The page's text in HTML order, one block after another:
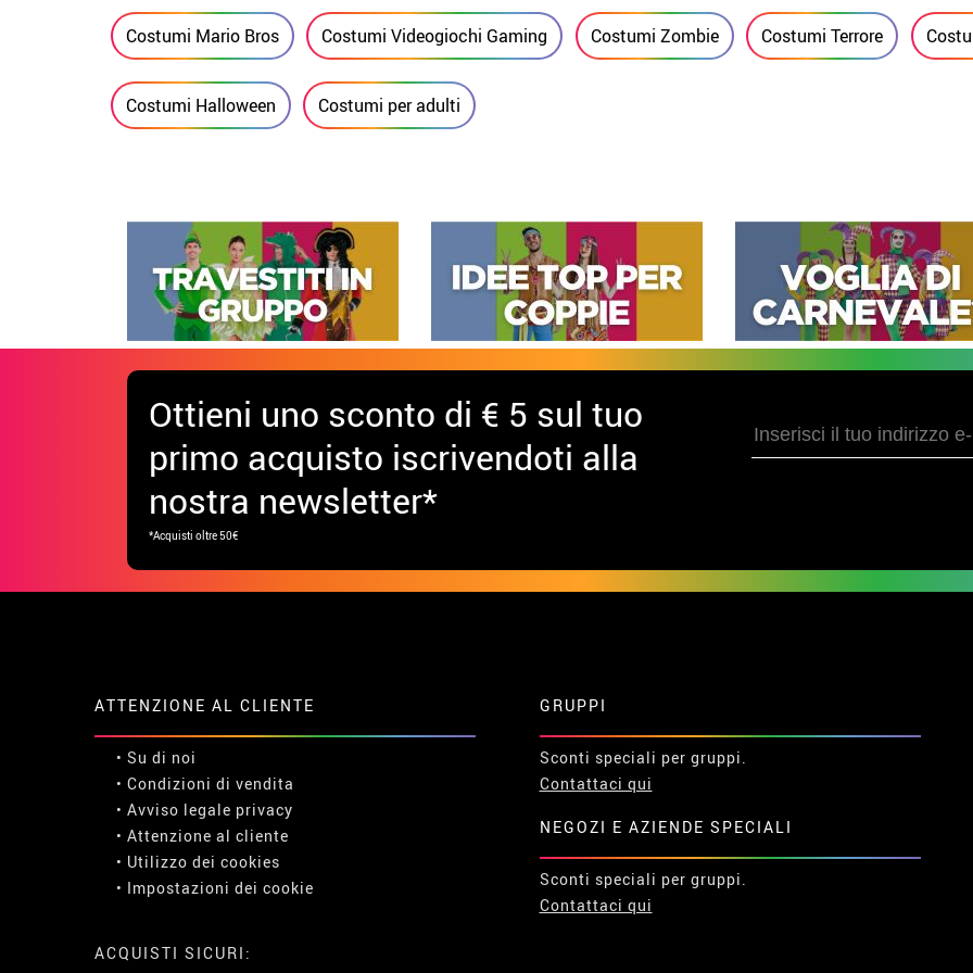
SUPER VENDITE
4.34/5.00
Costume da fungo o
per uomo
18.50€
4.34/5.00
Costume rosso 29.99€
4.34/5.00
Costume verde
Costumi Mario Bros Costumi Videogiochi Gaming Costumi Zombie Costumi Terrore
Costumi Halloween Costumi per adulti
Ottieni uno sconto di € 5 sul tuo
nostra newsletter*
ATTENZIONE AL CLIENTE
• Su di noi
GRUPPI